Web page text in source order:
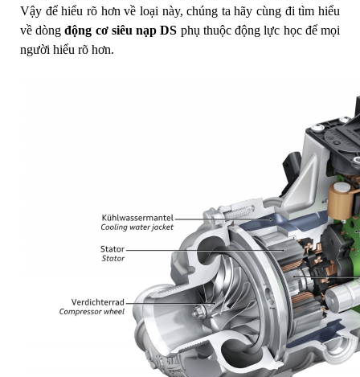
Vậy để hiểu rõ hơn về loại này, chúng ta hãy cùng đi tìm hiểu
về dòngđộng cơ siêu nạp DS phụ thuộc động lực học để mọi
người hiểu rõ hơn.